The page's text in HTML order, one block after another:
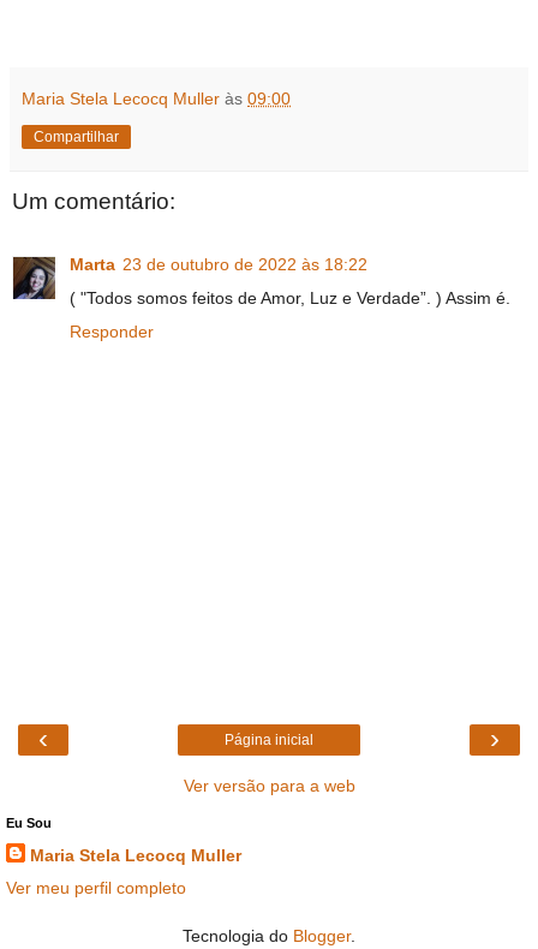
Maria Stela Lecocq Muller às 09:00
Compartilhar
Um comentário:
Marta 23 de outubro de 2022 às 18:22
( "Todos somos feitos de Amor, Luz e Verdade”. ) Assim é.
Responder
‹ ›
Página inicial
Ver versão para a web
Eu Sou
Maria Stela Lecocq Muller
Ver meu perfil completo
Tecnologia do Blogger.